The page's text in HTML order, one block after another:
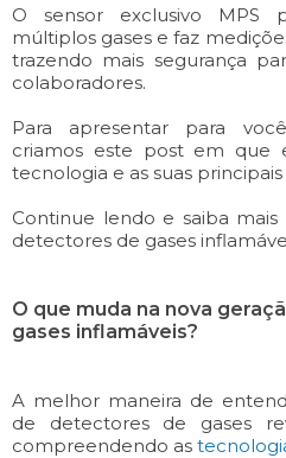
O sensor exclusivo MPS
múltiplos gases e faz
trazendo mais segurança
colaboradores.
Para apresentar para
criamos este post em que
tecnologia e as suas
Continue lendo e saiba
detectores de gases
O que muda na nova
gases inflamáveis?
A melhor maneira de
de detectores de gases
compreendendo as